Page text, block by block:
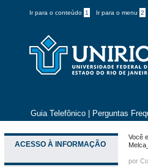
Ir para o conteúdo 1 Ir para o menu 2
Guia Telefônico Perguntas
ACESSO À INFORMAÇÃO
Você
por